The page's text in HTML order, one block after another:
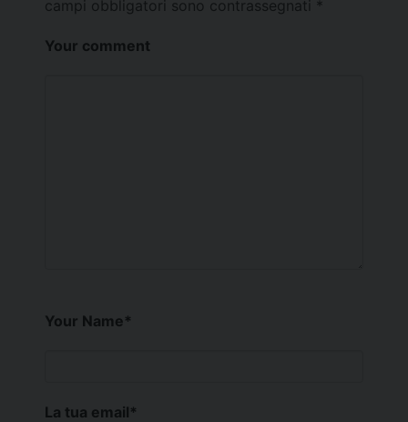
campi obbligatori sono contrassegnati *
Your comment
Your Name*
La tua email*